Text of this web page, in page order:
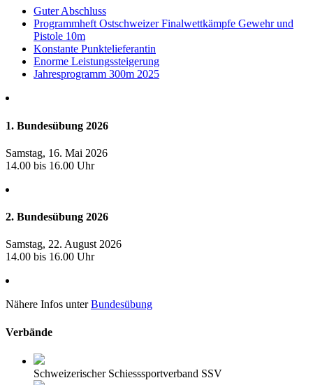
Guter Abschluss
Programmheft Ostschweizer Finalwettkämpfe Gewehr und
Pistole 10m
Konstante Punktelieferantin
Enorme Leistungssteigerung
Jahresprogramm 300m 2025
1. Bundesübung 2026
Samstag, 16. Mai 2026
14.00 bis 16.00 Uhr
2. Bundesübung 2026
Samstag, 22. August 2026
14.00 bis 16.00 Uhr
Nähere Infos unterBundesübung
Verbände
Schweizerischer Schiesssportverband SSV